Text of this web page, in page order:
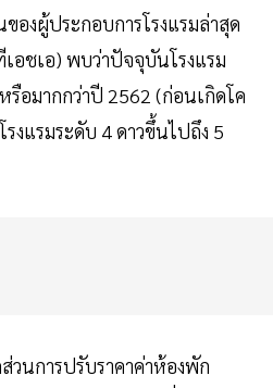
องผู้ประกอบการโรงแรมล่าสุด
อชเอ) พบว่าปัจจุบันโรงแรม
รือมากกว่าปี 2562 (ก่อนเกิดโค
งแรมระดับ 4 ดาวขึ้นไปถึง 5
วนการปรับราคาค่าห้องพัก